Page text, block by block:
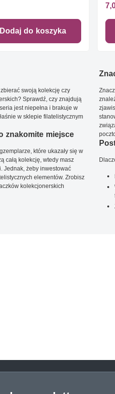
Dodaj do koszyka
swoją kolekcję czy
Sprawdź, czy znajdują
jest niepełna i brakuje w
w sklepie filatelistycznym
znakomite miejsce
które ukazały się w
całą kolekcję, wtedy masz
Jednak, żeby inwestować
elementów. Zrobisz
kolekcjonerskich